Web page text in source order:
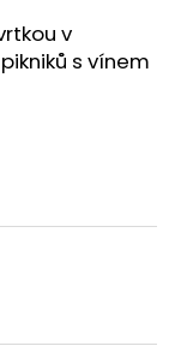
v
s vínem